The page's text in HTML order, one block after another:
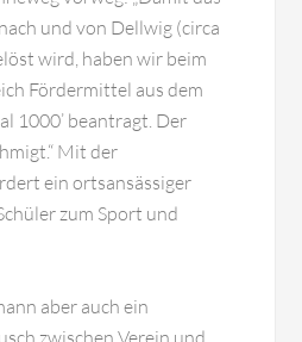
und von Dellwig (circa
wird, haben wir beim
Fördermittel aus dem
1000’ beantragt. Der
Mit der
ein ortsansässiger
zum Sport und
aber auch ein
zwischen Verein und